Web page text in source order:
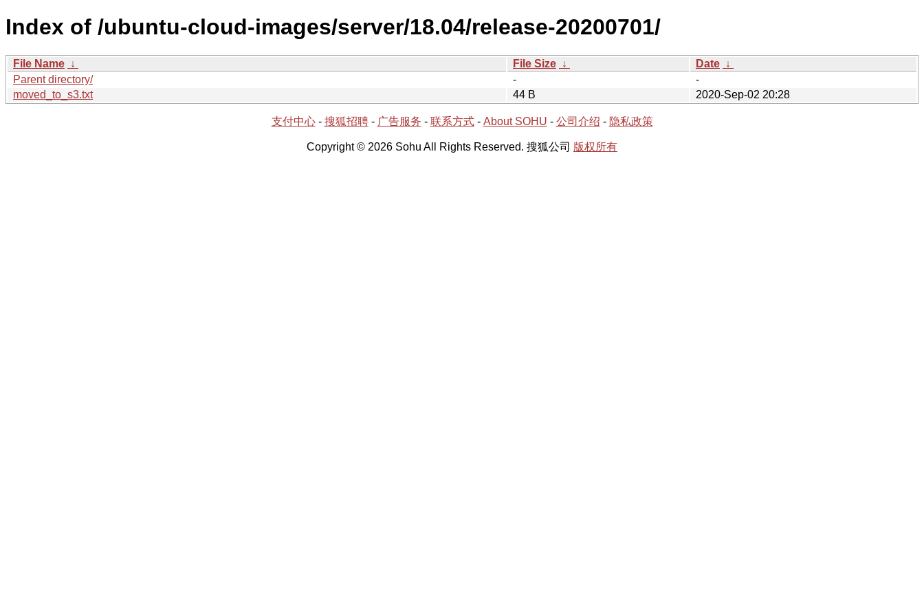
Index of /ubuntu-cloud-images/server/18.04/release-20200701/
File Name ↓ File Size ↓ Date ↓
Parent directory/
-
-
moved_to_s3.txt
44 B 2020-Sep-02 20:28
支付中心- 搜狐招聘- 广告服务 - 联系方式- About SOHU - 公司介绍 - 隐私政策
Copyright © 2026 Sohu All Rights Reserved. 搜狐公司 版权所有